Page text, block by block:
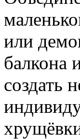
или
балкона
создать